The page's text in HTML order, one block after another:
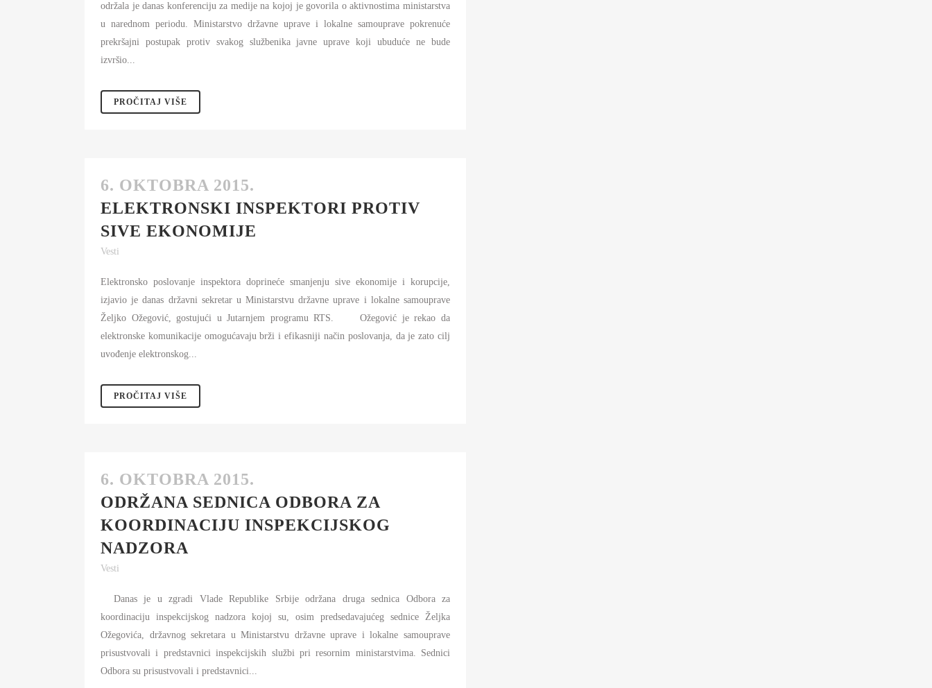
održala je danas konferenciju za medije na kojoj je govorila o aktivnostima ministarstva
u narednom periodu. Ministarstvo državne uprave i lokalne samouprave pokrenuće
prekršajni postupak protiv svakog službenika javne uprave koji ubuduće ne bude
izvršio...
PROČITAJ VIŠE
6. OKTOBRA 2015.
ELEKTRONSKI INSPEKTORI PROTIV
SIVE EKONOMIJE
Vesti
Elektronsko poslovanje inspektora doprineće smanjenju sive ekonomije i korupcije,
izjavio je danas državni sekretar u Ministarstvu državne uprave i lokalne samouprave
Željko Ožegović, gostujući u Jutarnjem programu RTS. Ožegović je rekao da
elektronske komunikacije omogućavaju brži i efikasniji način poslovanja, da je zato cilj
uvođenje elektronskog...
PROČITAJ VIŠE
6. OKTOBRA 2015.
ODRŽANA SEDNICA ODBORA ZA
KOORDINACIJU INSPEKCIJSKOG
NADZORA
Vesti
Danas je u zgradi Vlade Republike Srbije održana druga sednica Odbora za
koordinaciju inspekcijskog nadzora kojoj su, osim predsedavajućeg sednice Željka
Ožegovića, državnog sekretara u Ministarstvu državne uprave i lokalne samouprave
prisustvovali i predstavnici inspekcijskih službi pri resornim ministarstvima. Sednici
Odbora su prisustvovali i predstavnici...